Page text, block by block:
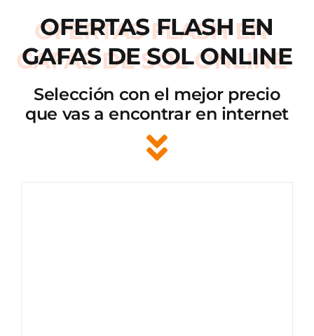
OFERTAS FLASH EN
GAFAS DE SOL ONLINE
Selección con el mejor precio
que vas a encontrar en internet